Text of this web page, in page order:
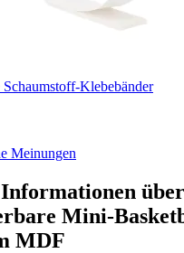
Klebebänder
Meinungen
Mini-
MDF